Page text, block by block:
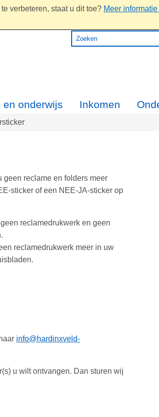
verbeteren, staat u dit toe? Meer
en onderwijs Inkomen
reclame en folders meer
sticker of een NEE-JA-sticker op
reclamedrukwerk en geen
reclamedrukwerk meer in uw
info@hardinxveld-
u wilt ontvangen. Dan sturen wij